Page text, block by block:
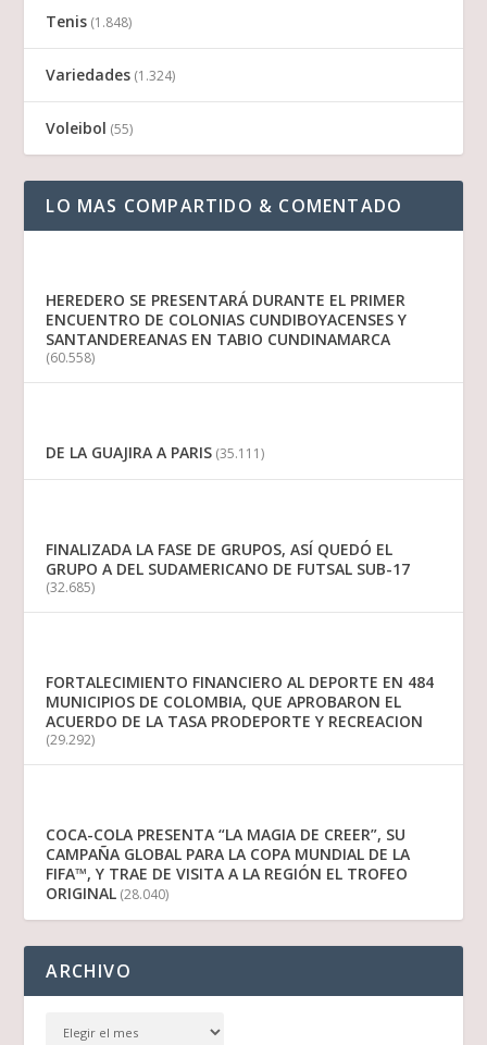
Tenis (1.848)
Variedades (1.324)
Voleibol (55)
LO MAS COMPARTIDO & COMENTADO
HEREDERO SE PRESENTARÁ DURANTE EL PRIMER
ENCUENTRO DE COLONIAS CUNDIBOYACENSES Y
SANTANDEREANAS EN TABIO CUNDINAMARCA
(60.558)
DE LA GUAJIRA A PARIS (35.111)
FINALIZADA LA FASE DE GRUPOS, ASÍ QUEDÓ EL
GRUPO A DEL SUDAMERICANO DE FUTSAL SUB-17
(32.685)
FORTALECIMIENTO FINANCIERO AL DEPORTE EN 484
MUNICIPIOS DE COLOMBIA, QUE APROBARON EL
ACUERDO DE LA TASA PRODEPORTE Y RECREACION
(29.292)
COCA-COLA PRESENTA “LA MAGIA DE CREER”, SU
CAMPAÑA GLOBAL PARA LA COPA MUNDIAL DE LA
FIFA™, Y TRAE DE VISITA A LA REGIÓN EL TROFEO
ORIGINAL (28.040)
ARCHIVO